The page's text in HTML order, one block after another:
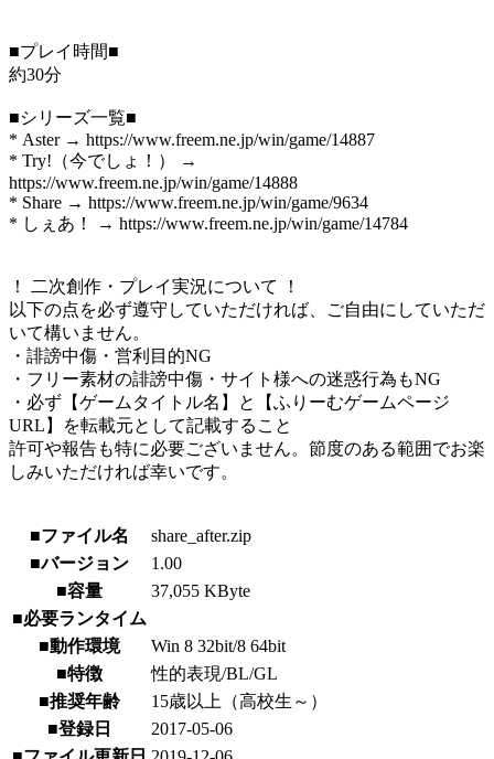
■プレイ時間■
約30分
■シリーズ一覧■
* Aster → https://www.freem.ne.jp/win/game/14887
* Try!（今でしょ！） →
https://www.freem.ne.jp/win/game/14888
* Share → https://www.freem.ne.jp/win/game/9634
* しぇあ！ → https://www.freem.ne.jp/win/game/14784
！ 二次創作・プレイ実況について ！
以下の点を必ず遵守していただければ、ご自由にしていただ
いて構いません。
・誹謗中傷・営利目的NG
・フリー素材の誹謗中傷・サイト様への迷惑行為もNG
・必ず【ゲームタイトル名】と【ふりーむゲームページ
URL】を転載元として記載すること
許可や報告も特に必要ございません。節度のある範囲でお楽
しみいただければ幸いです。
■ファイル名
share_after.zip
■バージョン
1.00
■容量
37,055 KByte
■必要ランタイム
■動作環境
Win 8 32bit/8 64bit
■特徴
性的表現/BL/GL
■推奨年齢
15歳以上（高校生～）
■登録日
2017-05-06